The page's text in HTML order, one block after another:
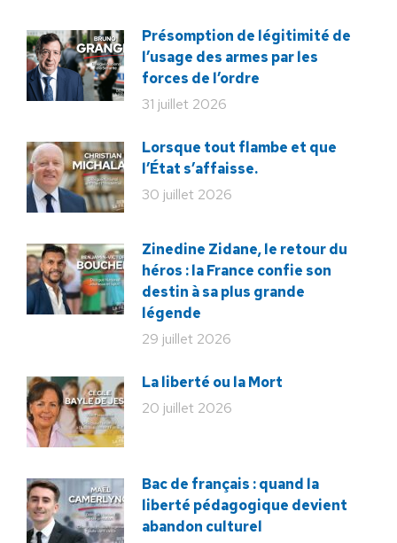
Présomption de légitimité de
l’usage des armes par les
forces de l’ordre
31 juillet 2026
Lorsque tout flambe et que
l’État s’affaisse.
30 juillet 2026
Zinedine Zidane, le retour du
héros : la France confie son
destin à sa plus grande
légende
29 juillet 2026
La liberté ou la Mort
20 juillet 2026
Bac de français : quand la
liberté pédagogique devient
abandon culturel